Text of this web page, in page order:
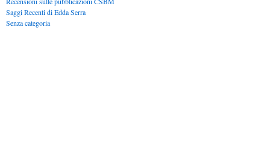
Saggi Recenti di Edda Serra
Senza categoria